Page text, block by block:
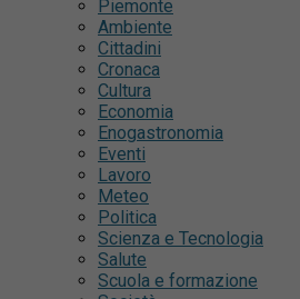
Piemonte
Ambiente
Cittadini
Cronaca
Cultura
Economia
Enogastronomia
Eventi
Lavoro
Meteo
Politica
Scienza e Tecnologia
Salute
Scuola e formazione